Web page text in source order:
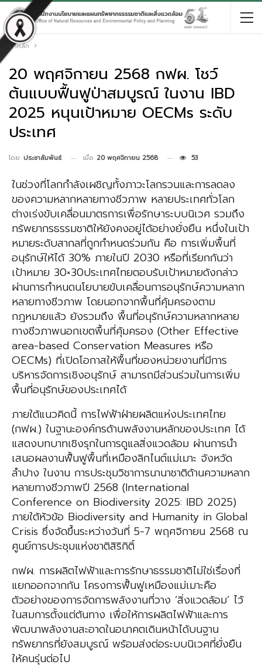
หน้าหลัก
20 พฤศจิกายน 2568 กฟผ. โชว์
ต้นแบบฟื้นฟูป่าสมบูรณ์ ในงาน IBD
2025 หนุนเป้าหมาย OECMs ระดับ
ประเทศ
โดย ประชาสัมพันธ์ เมื่อ 20 พฤศจิกายน 2568 53
ในช่วงที่โลกกำลังเผชิญทั้งภาวะโลกรวนและการลดลง
ของความหลากหลายทางชีวภาพ หลายประเทศทั่วโลก
ต่างเร่งขับเคลื่อนมาตรการเพื่อรักษาระบบนิเวศ รวมถึง
ทรัพยากรธรรมชาติให้ยังคงอยู่ได้อย่างยั่งยืน หนึ่งในเป้า
หมายระดับสากลที่ถูกกำหนดร่วมกัน คือ การเพิ่มพื้นที่
อนุรักษ์ให้ได้ 30% ภายในปี 2030 หรือที่เรียกกันว่า
เป้าหมาย 30×30ประเทศไทยตอบรับเป้าหมายดังกล่าว
ผ่านการกำหนดนโยบายขับเคลื่อนการอนุรักษ์ความหลาก
หลายทางชีวภาพ โดยนอกจากพื้นที่คุ้มครองตาม
กฎหมายแล้ว ยังรวมถึง พื้นที่อนุรักษ์ความหลากหลาย
ทางชีวภาพนอกเขตพื้นที่คุ้มครอง (Other Effective
area-based Conservation Measures หรือ
OECMs) ที่เปิดโอกาสให้พื้นที่ของหน่วยงานที่มีการ
บริหารจัดการเชิงอนุรักษ์ สามารถมีส่วนร่วมในการเพิ่ม
พื้นที่อนุรักษ์ของประเทศได้
ภายใต้แนวคิดนี้ การไฟฟ้าฝ่ายผลิตแห่งประเทศไทย
(กฟผ.) ในฐานะองค์กรด้านพลังงานหลักของประเทศ ได้
แสดงบทบาทเชิงรุกในการดูแลสิ่งแวดล้อม ผ่านการนำ
เสนอผลงานฟื้นฟูพื้นที่เหมืองลิกไนต์แม่เมาะ จังหวัด
ลำปาง ในงาน การประชุมวิชาการนานาชาติด้านความหลาก
หลายทางชีวภาพปี 2568 (International
Conference on Biodiversity 2025: IBD 2025)
ภายใต้หัวข้อ Biodiversity and Humanity in Global
Crisis ซึ่งจัดขึ้นระหว่างวันที่ 5-7 พฤศจิกายน 2568 ณ
ศูนย์การประชุมแห่งชาติสิริกิติ์
กฟผ. การผลิตไฟฟ้าและการรักษาธรรมชาติไม่ใช่เรื่องที่
แยกออกจากกัน โครงการฟื้นฟูเหมืองแม่เมาะคือ
ตัวอย่างของการจัดการพลังงานที่วาง ‘สิ่งแวดล้อม’ ไว้
ในสมการตั้งแต่ต้นทาง เพื่อให้การผลิตไฟฟ้าและการ
พัฒนาพลังงานสะอาดในอนาคตเดินหน้าได้บนฐาน
ทรัพยากรที่ยังสมบูรณ์ พร้อมส่งต่อระบบนิเวศที่ยั่งยืน
ให้คนรุ่นต่อไป